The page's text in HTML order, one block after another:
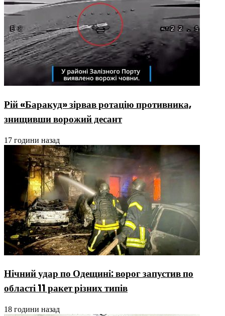
Рій «Баракуд» зірвав ротацію противника,
знищивши ворожий десант
17 години назад
Нічний удар по Одещині: ворог запустив по
області 11 ракет різних типів
18 години назад